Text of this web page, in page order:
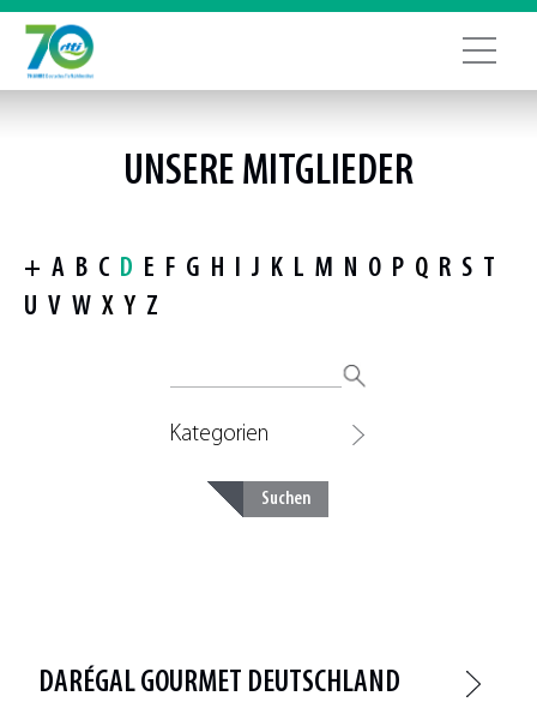
UNSERE MITGLIEDER
+ A B C D E F G H I J K L M N O P Q R S T
U V W X Y Z
Kategorien
DARÉGAL GOURMET DEUTSCHLAND